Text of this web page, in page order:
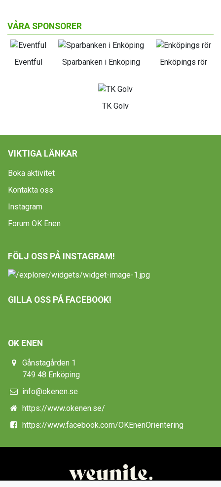
VÅRA SPONSORER
Eventful Sparbanken i Enköping Enköpings rör
TK Golv
VIKTIGA LÄNKAR
Boka aktivitet
Kontakta oss
Instagram
Forum OK Enen
FÖLJ OSS PÅ INSTAGRAM!
GILLA OSS PÅ FACEBOOK!
OK ENEN
Gånstagården 1
749 48 Enköping
info@okenen.se
https://www.okenen.se/
https://www.facebook.com/OKEnenOrientering